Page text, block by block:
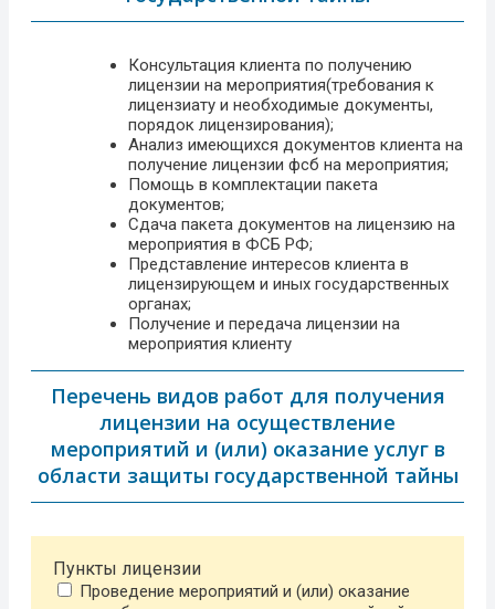
Консультация клиента по получению
лицензии на мероприятия(требования к
лицензиату и необходимые документы,
порядок лицензирования);
Анализ имеющихся документов клиента на
получение лицензии фсб на мероприятия;
Помощь в комплектации пакета
документов;
Сдача пакета документов на лицензию на
мероприятия в ФСБ РФ;
Представление интересов клиента в
лицензирующем и иных государственных
органах;
Получение и передача лицензии на
мероприятия клиенту
Перечень видов работ для получения
лицензии на осуществление
мероприятий и (или) оказание услуг в
области защиты государственной тайны
Пункты лицензии
Проведение мероприятий и (или) оказание